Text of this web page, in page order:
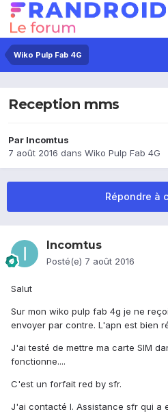
Wiko Pulp Fab 4G
Reception mms
Par Incomtus
7 août 2016 dans Wiko Pulp Fab 4G
Répondre à
Incomtus
Posté(e) 7 août 2016
Salut
Sur mon wiko pulp fab 4g je ne
envoyer par contre. L'apn est bien
J'ai testé de mettre ma carte SIM
fonctionne....
C'est un forfait red by sfr.
J'ai contacté l. Assistance sfr qui a